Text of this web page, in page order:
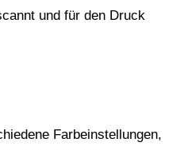
und für den Druck
Farbeinstellungen,